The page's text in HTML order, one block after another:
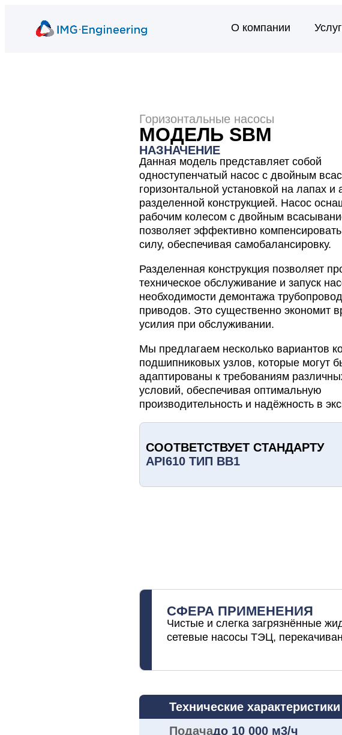
О компании
Горизонтальные насосы
МОДЕЛЬ SBM
НАЗНАЧЕНИЕ
Данная модель представляет собой
одноступенчатый насос с двойным
горизонтальной установкой на лапах и
разделенной конструкцией. Насос
рабочим колесом с двойным
позволяет эффективно
силу, обеспечивая самобалансировку.
Разделенная конструкция позволяет
техническое обслуживание и запуск
необходимости демонтажа
приводов. Это существенно экономит
усилия при обслуживании.
Мы предлагаем несколько вариантов
подшипниковых узлов, которые могут
адаптированы к требованиям
условий, обеспечивая оптимальную
производительность и надёжность в
СООТВЕТСТВУЕТ СТАНДАРТУ
API610 ТИП BB1
СФЕРА ПРИМЕНЕНИЯ
Чистые и слегка загрязнённые
сетевые насосы ТЭЦ,
Технические характеристики
Подачадо 10 000 м3/ч